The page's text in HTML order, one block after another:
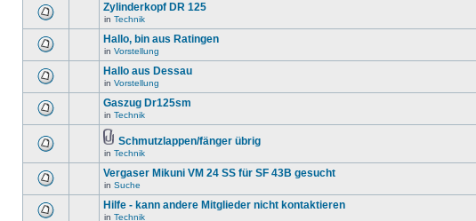
Zylinderkopf DR 125
in Technik
Hallo, bin aus Ratingen
in Vorstellung
Hallo aus Dessau
in Vorstellung
Gaszug Dr125sm
in Technik
Schmutzlappen/fänger übrig
in Technik
Vergaser Mikuni VM 24 SS für SF 43B gesucht
in Suche
Hilfe - kann andere Mitglieder nicht kontaktieren
in Technik